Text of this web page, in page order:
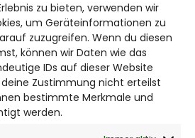
zu bieten, verwenden wir
um Geräteinformationen zu
zuzugreifen. Wenn du diesen
können wir Daten wie das
IDs auf dieser Website
Zustimmung nicht erteilst
bestimmte Merkmale und
werden.
– 65
FÜR